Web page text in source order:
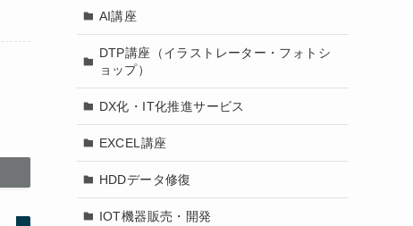
AI講座
DTP講座（イラストレーター・フォトシ
ョップ）
DX化・IT化推進サービス
EXCEL講座
HDDデータ修復
IOT機器販売・開発